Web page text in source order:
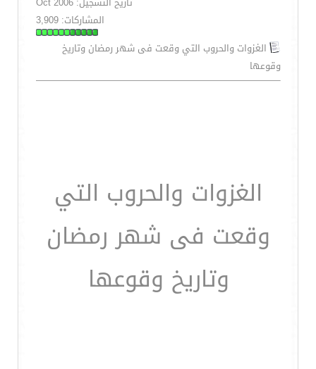
المشاركات: 3,909
الغزوات والحروب التي وقعت فى شهر رمضان وتاريخ
وقوعها
الغزوات والحروب التي
وقعت فى شهر رمضان
وتاريخ وقوعها